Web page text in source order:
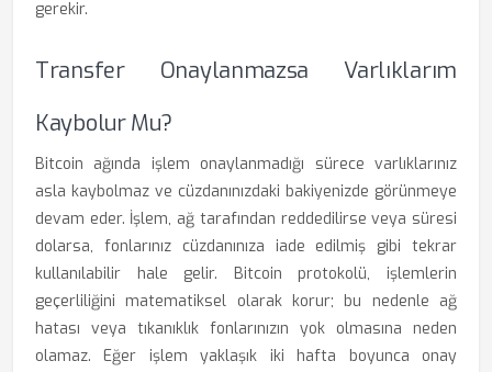
gerekir.
Transfer Onaylanmazsa Varlıklarım
Kaybolur Mu?
Bitcoin ağında işlem onaylanmadığı sürece varlıklarınız
asla kaybolmaz ve cüzdanınızdaki bakiyenizde görünmeye
devam eder. İşlem, ağ tarafından reddedilirse veya süresi
dolarsa, fonlarınız cüzdanınıza iade edilmiş gibi tekrar
kullanılabilir hale gelir. Bitcoin protokolü, işlemlerin
geçerliliğini matematiksel olarak korur; bu nedenle ağ
hatası veya tıkanıklık fonlarınızın yok olmasına neden
olamaz. Eğer işlem yaklaşık iki hafta boyunca onay